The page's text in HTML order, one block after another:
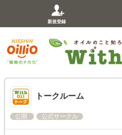
新規登録
トークルーム
公開 公式サークル